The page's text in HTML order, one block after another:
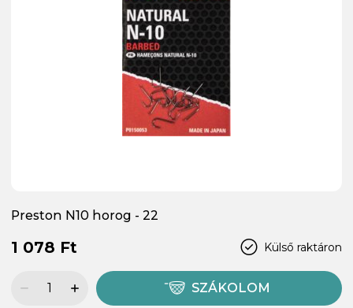
Preston N10 horog - 22
Külső raktáron
1 078 Ft
SZÁKOLOM